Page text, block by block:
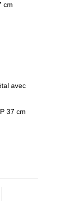
cm
avec
37 cm